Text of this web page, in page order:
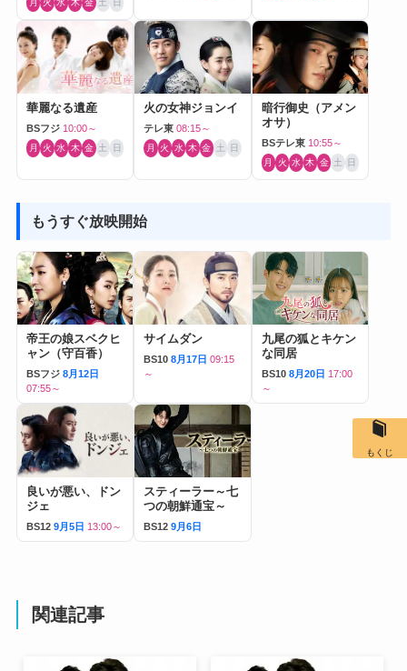
月 火 水 木 金 土 日
華麗なる遺産
BSフジ 10:00～
月 火 水 木 金 土 日
火の女神ジョンイ
テレ東 08:15～
月 火 水 木 金 土 日
暗行御史（アメン
オサ）
BSテレ東 10:55～
月 火 水 木 金 土 日
もうすぐ放映開始
帝王の娘スベクヒ
ャン（守百香）
BSフジ 8月12日
07:55～
サイムダン
BS10 8月17日 09:15
～
九尾の狐とキケン
な同居
BS10 8月20日 17:00
～
良いが悪い、ドン
ジェ
BS12 9月5日 13:00～
スティーラー～七
つの朝鮮通宝～
BS12 9月6日
関連記事
もくじ